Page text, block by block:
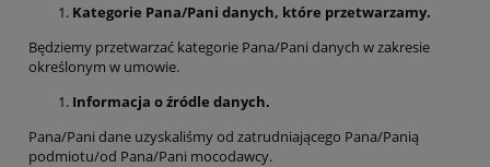
Kategorie Pana/Pani danych, które przetwarzamy.
Będziemy przetwarzać kategorie Pana/Pani danych w zakresie
określonym w umowie.
Informacja o źródle danych.
Pana/Pani dane uzyskaliśmy od zatrudniającego Pana/Panią
podmiotu/od Pana/Pani mocodawcy.